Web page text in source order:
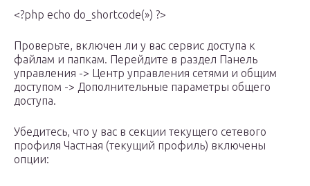
<?php echo do_shortcode(») ?>
Проверьте, включен ли у вас сервис доступа к
файлам и папкам. Перейдите в раздел Панель
управления -> Центр управления сетями и общим
доступом -> Дополнительные параметры общего
доступа.
Убедитесь, что у вас в секции текущего сетевого
профиля Частная (текущий профиль) включены
опции: